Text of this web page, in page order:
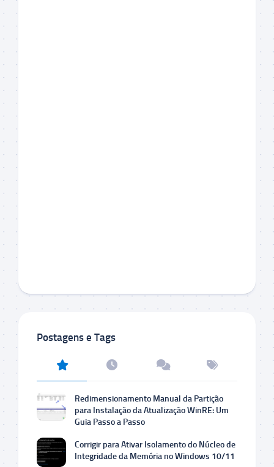
Postagens e Tags
Redimensionamento Manual da Partição
para Instalação da Atualização WinRE: Um
Guia Passo a Passo
Corrigir para Ativar Isolamento do Núcleo de
Integridade da Memória no Windows 10/11